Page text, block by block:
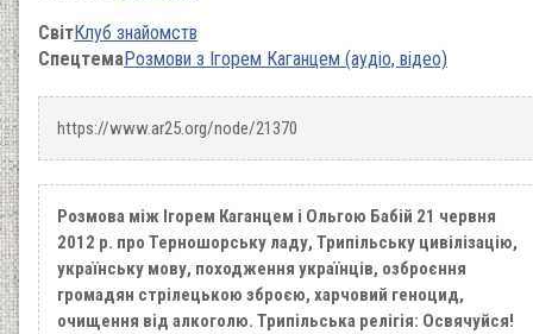
СвітКлуб знайомств
СпецтемаРозмови з Ігорем Каганцем (аудіо, відео)
https://www.ar25.org/node/21370
Розмова між Ігорем Каганцем і Ольгою Бабій 21 червня
2012 р. про Терношорську ладу, Трипільську цивілізацію,
українську мову, походження українців, озброєння
громадян стрілецькою зброєю, харчовий геноцид,
очищення від алкоголю. Трипільська релігія: Освячуйся!